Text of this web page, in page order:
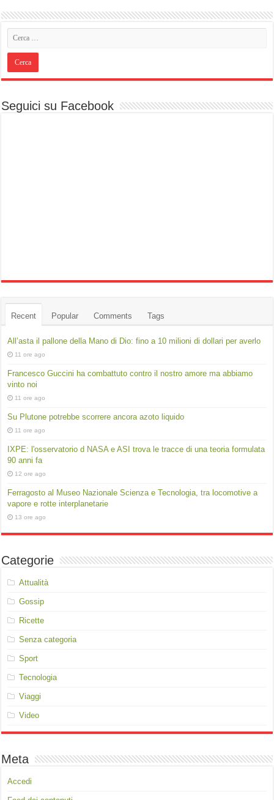
Seguici su Facebook
Recent Popular Comments Tags
All’asta il pallone della Mano di Dio: fino a 10 milioni di dollari per averlo
11 ore ago
Francesco Guccini ha combattuto contro il nostro amore ma abbiamo
vinto noi
11 ore ago
Su Plutone potrebbe scorrere ancora azoto liquido
11 ore ago
IXPE: l'osservatorio d NASA e ASI trova le tracce di una teoria formulata
90 anni fa
12 ore ago
Ferragosto al Museo Nazionale Scienza e Tecnologia, tra locomotive a
vapore e rotte interplanetarie
13 ore ago
Categorie
Attualità
Gossip
Ricette
Senza categoria
Sport
Tecnologia
Viaggi
Video
Meta
Accedi